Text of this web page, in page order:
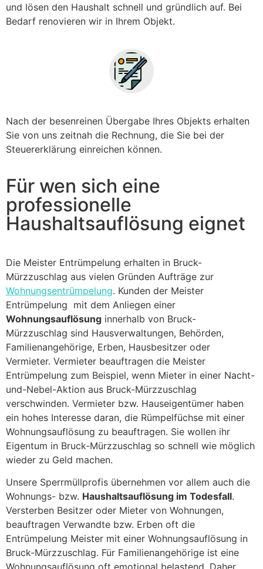
und lösen den Haushalt schnell und gründlich auf. Bei
Bedarf renovieren wir in Ihrem Objekt.
Nach der besenreinen Übergabe Ihres Objekts erhalten
Sie von uns zeitnah die Rechnung, die Sie bei der
Steuererklärung einreichen können.
Für wen sich eine
professionelle
Haushaltsauflösung eignet
Die Meister Entrümpelung erhalten in Bruck-
Mürzzuschlag aus vielen Gründen Aufträge zur
Wohnungsentrümpelung. Kunden der Meister
Entrümpelung mit dem Anliegen einer
Wohnungsauflösung innerhalb von Bruck-
Mürzzuschlag sind Hausverwaltungen, Behörden,
Familienangehörige, Erben, Hausbesitzer oder
Vermieter. Vermieter beauftragen die Meister
Entrümpelung zum Beispiel, wenn Mieter in einer Nacht-
und-Nebel-Aktion aus Bruck-Mürzzuschlag
verschwinden. Vermieter bzw. Hauseigentümer haben
ein hohes Interesse daran, die Rümpelfüchse mit einer
Wohnungsauflösung zu beauftragen. Sie wollen ihr
Eigentum in Bruck-Mürzzuschlag so schnell wie möglich
wieder zu Geld machen.
Unsere Sperrmüllprofis übernehmen vor allem auch die
Wohnungs- bzw. Haushaltsauflösung im Todesfall.
Versterben Besitzer oder Mieter von Wohnungen,
beauftragen Verwandte bzw. Erben oft die
Entrümpelung Meister mit einer Wohnungsauflösung in
Bruck-Mürzzuschlag. Für Familienangehörige ist eine